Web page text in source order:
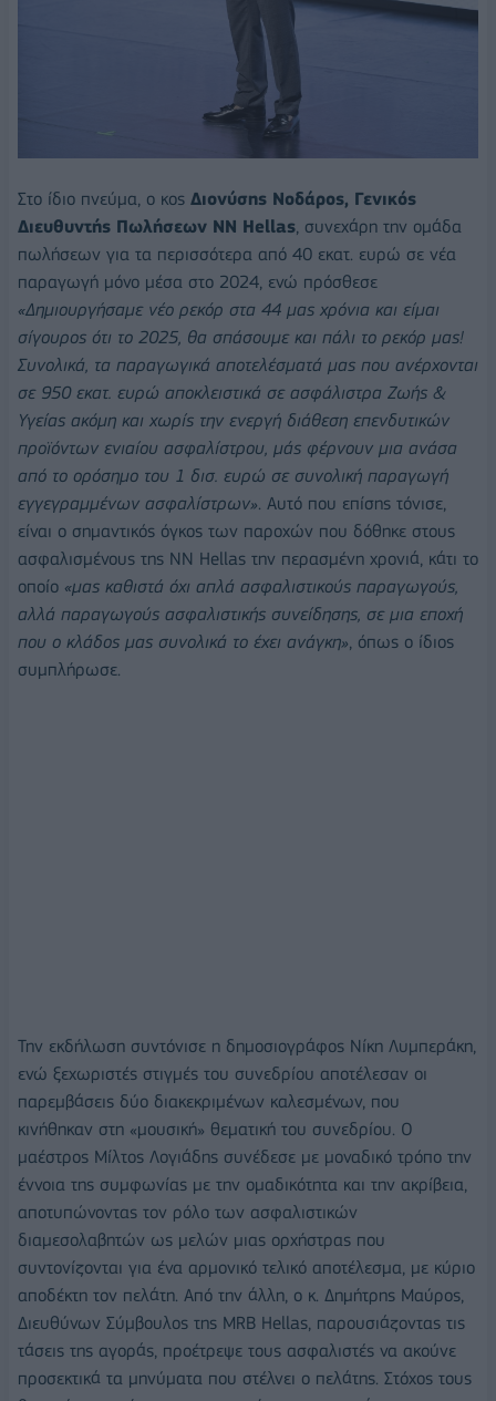
Στο ίδιο πνεύμα, ο κος Διονύσης Νοδάρος, Γενικός
Διευθυντής Πωλήσεων NN Hellas , συνεχάρη την ομάδα
πωλήσεων για τα περισσότερα από 40 εκατ. ευρώ σε νέα
παραγωγή μόνο μέσα στο 2024, ενώ πρόσθεσε
«Δημιουργήσαμε νέο ρεκόρ στα 44 μας χρόνια και είμαι
σίγουρος ότι το 2025, θα σπάσουμε και πάλι το ρεκόρ μας!
Συνολικά, τα παραγωγικά αποτελέσματά μας που ανέρχονται
σε 950 εκατ. ευρώ αποκλειστικά σε ασφάλιστρα Ζωής &
Υγείας ακόμη και χωρίς την ενεργή διάθεση επενδυτικών
προϊόντων ενιαίου ασφαλίστρου, μάς φέρνουν μια ανάσα
από το ορόσημο του 1 δισ. ευρώ σε συνολική παραγωγή
εγγεγραμμένων ασφαλίστρων». Αυτό που επίσης τόνισε,
είναι ο σημαντικός όγκος των παροχών που δόθηκε στους
ασφαλισμένους της ΝΝ Hellas την περασμένη χρονιά, κάτι το
οποίο «μας καθιστά όχι απλά ασφαλιστικούς παραγωγούς,
αλλά παραγωγούς ασφαλιστικής συνείδησης, σε μια εποχή
που ο κλάδος μας συνολικά το έχει ανάγκη» , όπως ο ίδιος
συμπλήρωσε.
Την εκδήλωση συντόνισε η δημοσιογράφος Νίκη Λυμπεράκη,
ενώ ξεχωριστές στιγμές του συνεδρίου αποτέλεσαν οι
παρεμβάσεις δύο διακεκριμένων καλεσμένων, που
κινήθηκαν στη «μουσική» θεματική του συνεδρίου. Ο
μαέστρος Μίλτος Λογιάδης συνέδεσε με μοναδικό τρόπο την
έννοια της συμφωνίας με την ομαδικότητα και την ακρίβεια,
αποτυπώνοντας τον ρόλο των ασφαλιστικών
διαμεσολαβητών ως μελών μιας ορχήστρας που
συντονίζονται για ένα αρμονικό τελικό αποτέλεσμα, με κύριο
αποδέκτη τον πελάτη. Από την άλλη, ο κ. Δημήτρης Μαύρος,
Διευθύνων Σύμβουλος της MRB Hellas, παρουσιάζοντας τις
τάσεις της αγοράς, προέτρεψε τους ασφαλιστές να ακούνε
προσεκτικά τα μηνύματα που στέλνει ο πελάτης. Στόχος τους